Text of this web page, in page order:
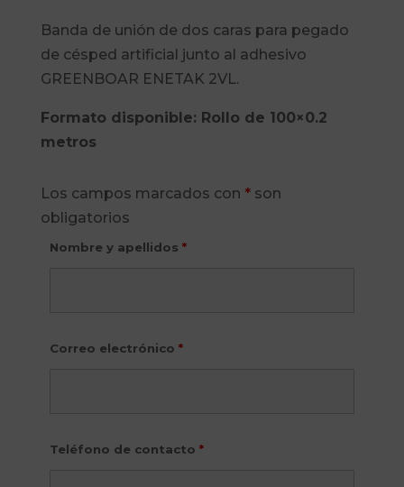
Banda de unión de dos caras para pegado
de césped artificial junto al adhesivo
GREENBOAR ENETAK 2VL.
Formato disponible: Rollo de 100×0.2
metros
Los campos marcados con *son
obligatorios
Nombre y apellidos *
Correo electrónico *
Teléfono de contacto *